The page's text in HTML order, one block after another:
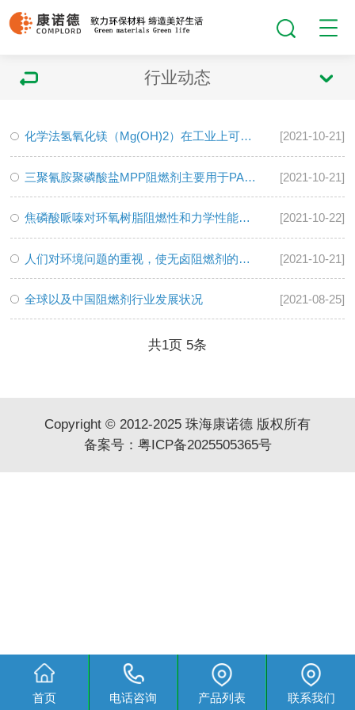
行业动态
化学法氢氧化镁（Mg(OH)2）在工业上可用作阻燃剂 [2021-10-21]
三聚氰胺聚磷酸盐MPP阻燃剂主要用于PA和PBT [2021-10-21]
焦磷酸哌嗪对环氧树脂阻燃性和力学性能的协同作用 [2021-10-22]
人们对环境问题的重视，使无卤阻燃剂的需求增长更快 [2021-10-21]
全球以及中国阻燃剂行业发展状况 [2021-08-25]
共1页 5条
Copyright © 2012-2025 珠海康诺德 版权所有
备案号： 粤ICP备2025505365号
首页 电话咨询 产品列表 联系我们